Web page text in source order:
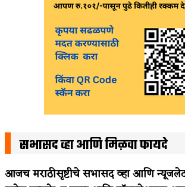
सभासद व्हा आणि मिळवा फायदे
आजच मराठीसृष्टीचे सभासद व्हा आणि